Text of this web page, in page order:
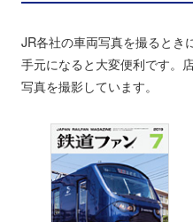
JR各社の車両写真を撮るとき
手元になると大変便利です。
写真を撮影しています。